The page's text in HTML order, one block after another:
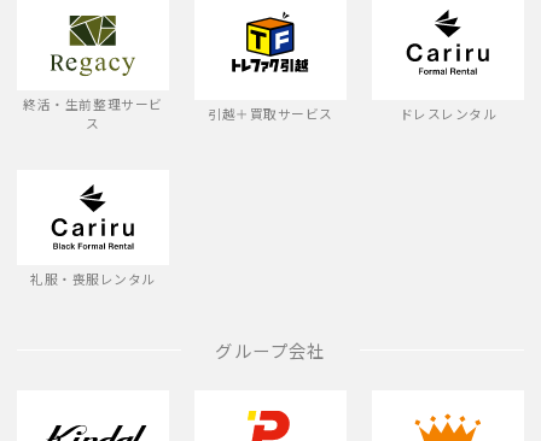
終活・生前整理サービ
ス
引越＋買取サービス ドレスレンタル
礼服・喪服レンタル
グループ会社